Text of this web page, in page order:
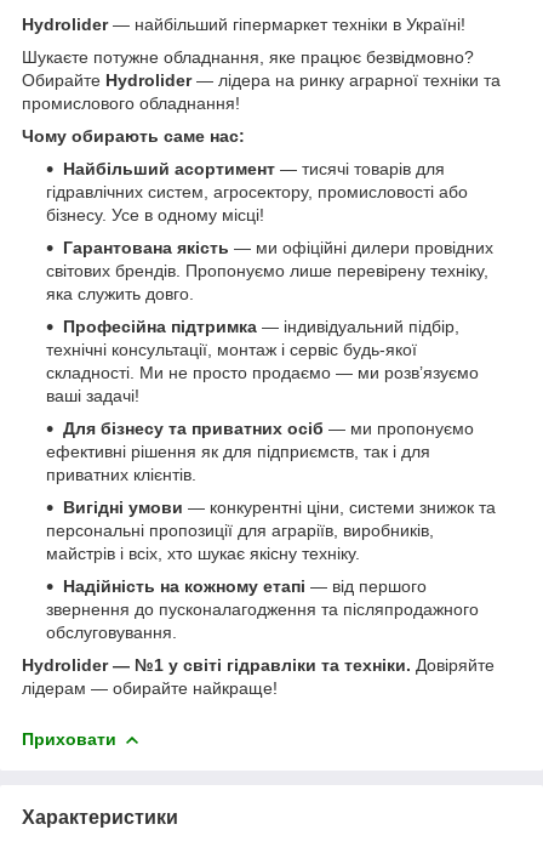
Hydrolider— найбільший гіпермаркет техніки в Україні!
Шукаєте потужне обладнання, яке працює безвідмовно?
Обирайте Hydrolider— лідера на ринку аграрної техніки та
промислового обладнання!
Чому обирають саме нас:
Найбільший асортимент — тисячі товарів для
гідравлічних систем, агросектору, промисловості або
бізнесу. Усе в одному місці!
Гарантована якість — ми офіційні дилери провідних
світових брендів. Пропонуємо лише перевірену техніку,
яка служить довго.
Професійна підтримка — індивідуальний підбір,
технічні консультації, монтаж і сервіс будь-якої
складності. Ми не просто продаємо — ми розв’язуємо
ваші задачі!
Для бізнесу та приватних осіб — ми пропонуємо
ефективні рішення як для підприємств, так і для
приватних клієнтів.
Вигідні умови — конкурентні ціни, системи знижок та
персональні пропозиції для аграріїв, виробників,
майстрів і всіх, хто шукає якісну техніку.
Надійність на кожному етапі — від першого
звернення до пусконалагодження та післяпродажного
обслуговування.
Hydrolider — №1 у світі гідравліки та техніки. Довіряйте
лідерам — обирайте найкраще!
Приховати
Характеристики